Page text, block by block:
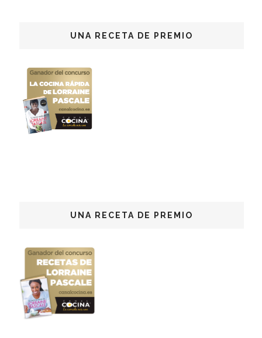
UNA RECETA DE PREMIO
UNA RECETA DE PREMIO